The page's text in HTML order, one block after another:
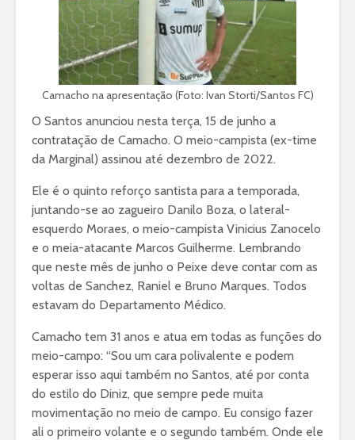
Camacho na apresentação (Foto: Ivan Storti/Santos FC)
O Santos anunciou nesta terça, 15 de junho a
contratação de Camacho. O meio-campista (ex-time
da Marginal) assinou até dezembro de 2022.
Ele é o quinto reforço santista para a temporada,
juntando-se ao zagueiro Danilo Boza, o lateral-
esquerdo Moraes, o meio-campista Vinicius Zanocelo
e o meia-atacante Marcos Guilherme. Lembrando
que neste mês de junho o Peixe deve contar com as
voltas de Sanchez, Raniel e Bruno Marques. Todos
estavam do Departamento Médico.
Camacho tem 31 anos e atua em todas as funções do
meio-campo: “Sou um cara polivalente e podem
esperar isso aqui também no Santos, até por conta
do estilo do Diniz, que sempre pede muita
movimentação no meio de campo. Eu consigo fazer
ali o primeiro volante e o segundo também. Onde ele